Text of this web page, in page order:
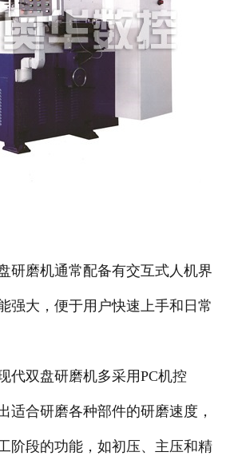
磨机通常配备有交互式人机界
强大，便于用户快速上手和日常
双盘研磨机多采用PC机控
适合研磨各种部件的研磨速度，
阶段的功能，如初压、主压和精